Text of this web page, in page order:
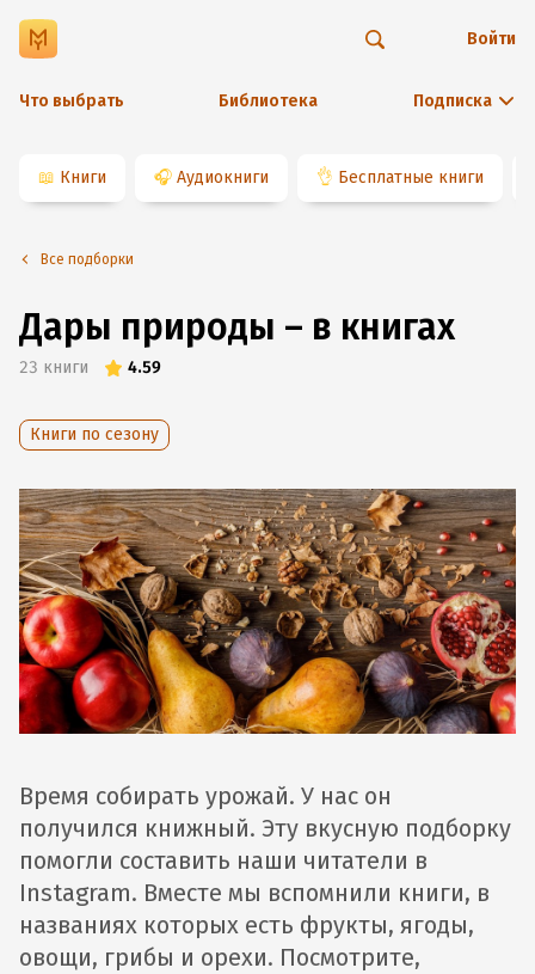
Что выбрать Библиотека Подписка
Войти
📖 Книги 🎧 Аудиокниги 👌 Бесплатные книги
Все подборки
Дары природы – в книгах
23 книги 4.59
Книги по сезону
Время собирать урожай. У нас он
получился книжный. Эту вкусную подборку
помогли составить наши читатели в
Instagram. Вместе мы вспомнили книги, в
названиях которых есть фрукты, ягоды,
овощи, грибы и орехи. Посмотрите,